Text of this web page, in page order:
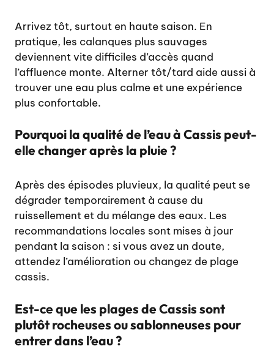
Arrivez tôt, surtout en haute saison. En
pratique, les calanques plus sauvages
deviennent vite difficiles d’accès quand
l’affluence monte. Alterner tôt/tard aide aussi à
trouver une eau plus calme et une expérience
plus confortable.
Pourquoi la qualité de l’eau à Cassis peut-
elle changer après la pluie ?
Après des épisodes pluvieux, la qualité peut se
dégrader temporairement à cause du
ruissellement et du mélange des eaux. Les
recommandations locales sont mises à jour
pendant la saison : si vous avez un doute,
attendez l’amélioration ou changez de plage
cassis.
Est-ce que les plages de Cassis sont
plutôt rocheuses ou sablonneuses pour
entrer dans l’eau ?